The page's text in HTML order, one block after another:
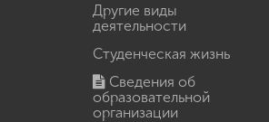
Другие виды
деятельности
Студенческая жизнь
Сведения об
образовательной
организации